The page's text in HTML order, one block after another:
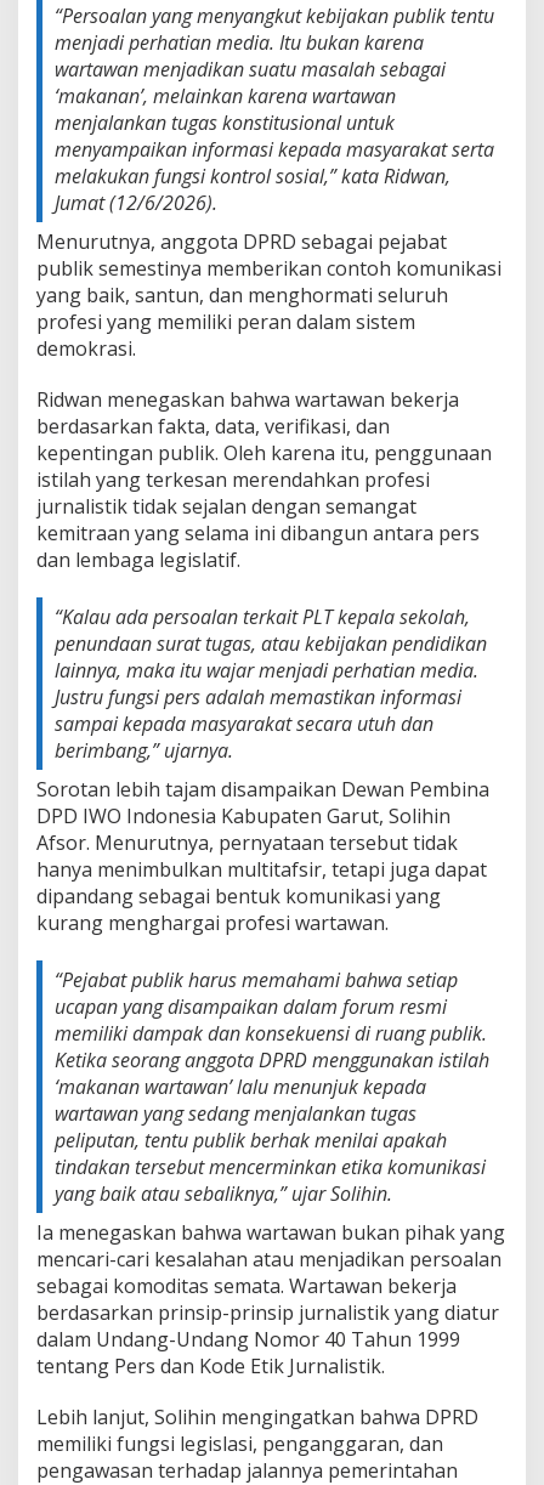
t
i
k
a
K
o
m
u
k
s
i
P
b
a
t
P
u
b
l
i
“Persoalan yang menyangkut kebijakan publik tentu
menjadi perhatian media. Itu bukan karena
wartawan menjadikan suatu masalah sebagai
‘makanan’, melainkan karena wartawan
menjalankan tugas konstitusional untuk
menyampaikan informasi kepada masyarakat serta
melakukan fungsi kontrol sosial,” kata Ridwan,
Jumat (12/6/2026).
Menurutnya, anggota DPRD sebagai pejabat
publik semestinya memberikan contoh komunikasi
yang baik, santun, dan menghormati seluruh
profesi yang memiliki peran dalam sistem
demokrasi.
Ridwan menegaskan bahwa wartawan bekerja
berdasarkan fakta, data, verifikasi, dan
kepentingan publik. Oleh karena itu, penggunaan
istilah yang terkesan merendahkan profesi
jurnalistik tidak sejalan dengan semangat
kemitraan yang selama ini dibangun antara pers
dan lembaga legislatif.
“Kalau ada persoalan terkait PLT kepala sekolah,
penundaan surat tugas, atau kebijakan pendidikan
lainnya, maka itu wajar menjadi perhatian media.
Justru fungsi pers adalah memastikan informasi
sampai kepada masyarakat secara utuh dan
berimbang,” ujarnya.
Sorotan lebih tajam disampaikan Dewan Pembina
DPD IWO Indonesia Kabupaten Garut, Solihin
Afsor. Menurutnya, pernyataan tersebut tidak
hanya menimbulkan multitafsir, tetapi juga dapat
dipandang sebagai bentuk komunikasi yang
kurang menghargai profesi wartawan.
“Pejabat publik harus memahami bahwa setiap
ucapan yang disampaikan dalam forum resmi
memiliki dampak dan konsekuensi di ruang publik.
Ketika seorang anggota DPRD menggunakan istilah
‘makanan wartawan’ lalu menunjuk kepada
wartawan yang sedang menjalankan tugas
peliputan, tentu publik berhak menilai apakah
tindakan tersebut mencerminkan etika komunikasi
yang baik atau sebaliknya,” ujar Solihin.
Ia menegaskan bahwa wartawan bukan pihak yang
mencari-cari kesalahan atau menjadikan persoalan
sebagai komoditas semata. Wartawan bekerja
berdasarkan prinsip-prinsip jurnalistik yang diatur
dalam Undang-Undang Nomor 40 Tahun 1999
tentang Pers dan Kode Etik Jurnalistik.
Lebih lanjut, Solihin mengingatkan bahwa DPRD
memiliki fungsi legislasi, penganggaran, dan
pengawasan terhadap jalannya pemerintahan